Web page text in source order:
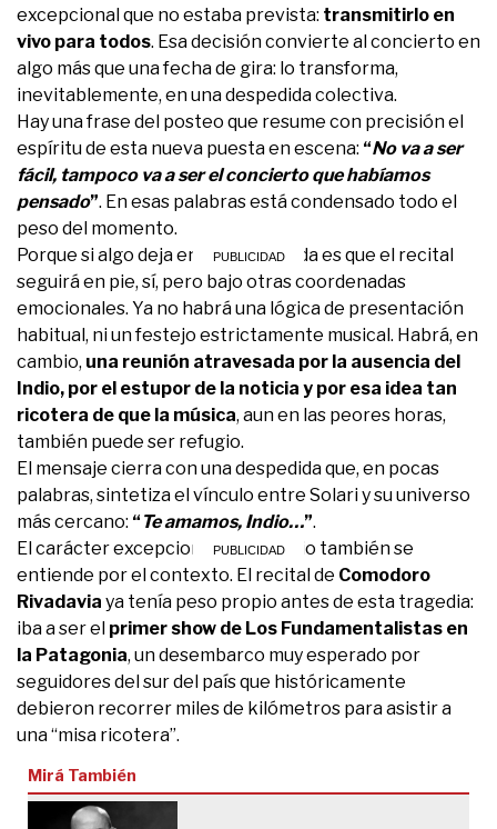
excepcional que no estaba prevista: transmitirlo en
vivo para todos. Esa decisión convierte al concierto en
algo más que una fecha de gira: lo transforma,
inevitablemente, en una despedida colectiva.
Hay una frase del posteo que resume con precisión el
espíritu de esta nueva puesta en escena: “No va a ser
fácil, tampoco va a ser el concierto que habíamos
pensado”. En esas palabras está condensado todo el
peso del momento.
Porque si algo deja en claro la banda es que el recital
seguirá en pie, sí, pero bajo otras coordenadas
emocionales. Ya no habrá una lógica de presentación
habitual, ni un festejo estrictamente musical. Habrá, en
cambio, una reunión atravesada por la ausencia del
Indio, por el estupor de la noticia y por esa idea tan
ricotera de que la música, aun en las peores horas,
también puede ser refugio.
El mensaje cierra con una despedida que, en pocas
palabras, sintetiza el vínculo entre Solari y su universo
más cercano: “ Te amamos, Indio…”.
El carácter excepcional del anuncio también se
entiende por el contexto. El recital de Comodoro
Rivadavia ya tenía peso propio antes de esta tragedia:
iba a ser el primer show de Los Fundamentalistas en
la Patagonia, un desembarco muy esperado por
seguidores del sur del país que históricamente
debieron recorrer miles de kilómetros para asistir a
una “misa ricotera”.
Mirá También